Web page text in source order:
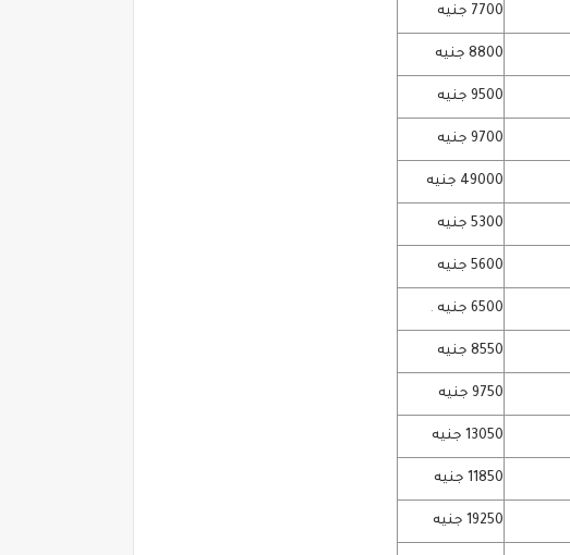
7700 جنيه
8800 جنيه
9500 جنيه
9700 جنيه
49000 جنيه
5300 جنيه
5600 جنيه
6500 جنيه .
8550 جنيه
9750 جنيه
13050 جنيه
11850 جنيه
19250 جنيه